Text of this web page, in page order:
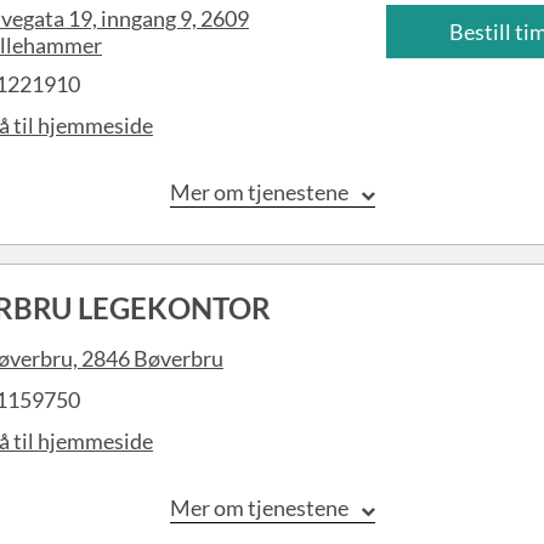
19, inngang 9, 2609
til hjemmeside
Bestill
Mer om tjenestene
LEGEKONTOR
2846 Bøverbru
til hjemmeside
Mer om tjenestene